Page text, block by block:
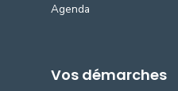
Agenda
Vos démarches